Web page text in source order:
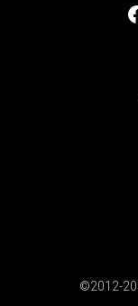
©2012-